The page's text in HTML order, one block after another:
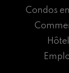
Condos